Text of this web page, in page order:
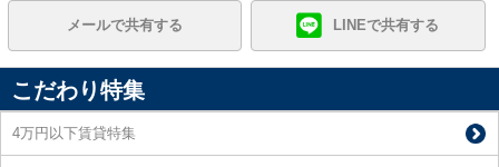
メールで共有する LINEで共有する
こだわり特集
4万円以下賃貸特集